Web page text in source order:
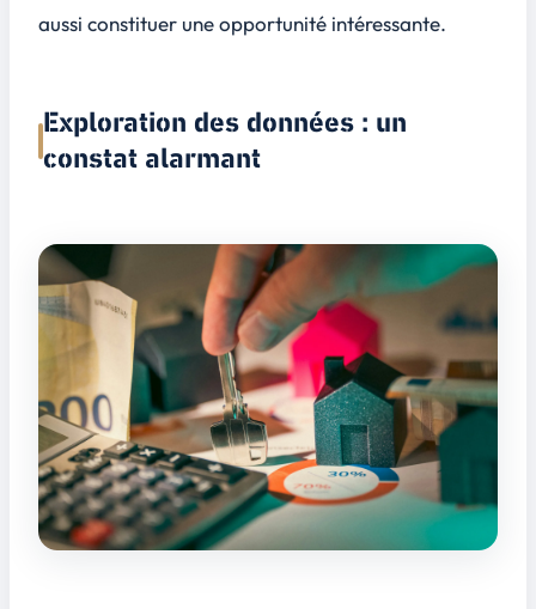
aussi constituer une opportunité intéressante.
Exploration des données : un
constat alarmant